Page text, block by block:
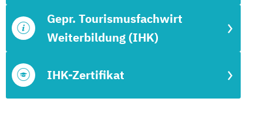
IHK-Zertifikat
Gepr. Tourismusfachwirt
Weiterbildung (IHK)